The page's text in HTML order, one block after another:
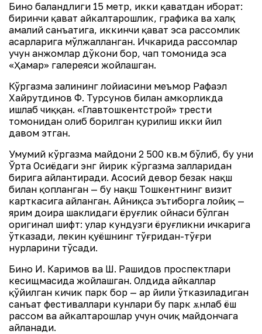
Бино баландлиги 15 метр, икки қаватдан иборат:
биринчи қават ҳайкалтарошлик, графика ва халқ
амалий санъатига, иккинчи қават эса рассомлик
асарларига мўлжалланган. Ичкарида рассомлар
учун анжомлар дўкони бор, чап томонида эса
«Ҳамар» галереяси жойлашган.
Кўргазма залининг лойиҳасини меъмор Рафаэл
Хайрутдинов Ф. Турсунов билан ҳамкорликда
ишлаб чиққан. «Главтошкентстрой» трести
томонидан олиб борилган қурилиш икки йил
давом этган.
Умумий кўргазма майдони 2 500 кв.м бўлиб, бу уни
Ўрта Осиёдаги энг йирик кўргазма залларидан
бирига айлантиради. Асосий девор безак нақш
билан қопланган — бу нақш Тошкентнинг визит
карткасига айланган. Айниқса эътиборга лойиқ —
ярим доира шаклидаги ёруғлик ойнаси бўлган
оригинал шифт: улар кундузги ёруғликни ичкарига
ўтказади, лекин қуёшнинг тўғридан-тўғри
нурларини тўсади.
Бино И. Каримов ва Ш. Рашидов проспектлари
кесищмасида жойлашган. Олдида ҳайкаллар
қўйилган кичик парк бор — ҳар йили ўтказиладиган
санъат фестиваллари кунлари бу парк ѫнлаб ёш
рассом ва ҳайкалтарошлар учун очиқ майдончага
айланади.